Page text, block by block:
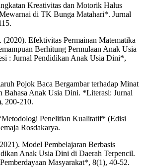
Kreativitas dan Motorik Halus
di TK Bunga Matahari*. Jurnal
Efektivitas Permainan Matematika
Berhitung Permulaan Anak Usia
: Jurnal Pendidikan Anak Usia Dini*,
Pojok Baca Bergambar terhadap Minat
Bahasa Anak Usia Dini. *Literasi: Jurnal
200-210.
Penelitian Kualitatif* (Edisi
Rosdakarya.
Model Pembelajaran Berbasis
Anak Usia Dini di Daerah Terpencil.
Masyarakat*, 8(1), 40-52.